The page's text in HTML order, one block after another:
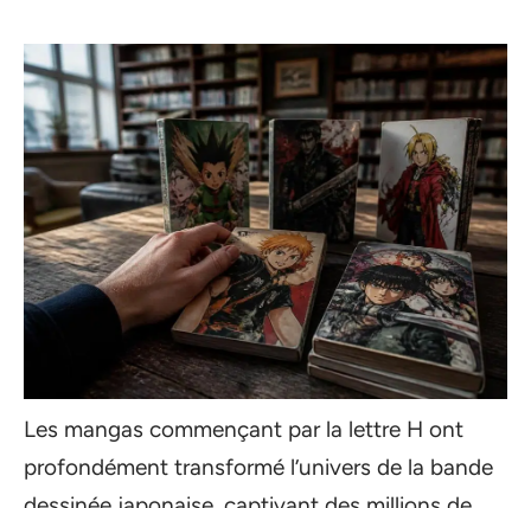
Les mangas commençant par la lettre H ont
profondément transformé l’univers de la bande